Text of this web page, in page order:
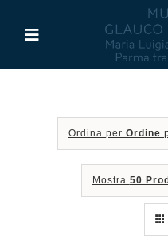
contenuto
Toggle
Maria Luigia d’Asburgo
Ordina per Ordine
Mostra 50